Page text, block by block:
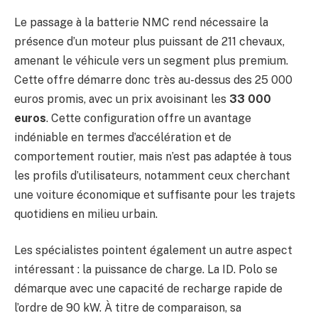
Le passage à la batterie NMC rend nécessaire la
présence d’un moteur plus puissant de 211 chevaux,
amenant le véhicule vers un segment plus premium.
Cette offre démarre donc très au-dessus des 25 000
euros promis, avec un prix avoisinant les 33 000
euros. Cette configuration offre un avantage
indéniable en termes d’accélération et de
comportement routier, mais n’est pas adaptée à tous
les profils d’utilisateurs, notamment ceux cherchant
une voiture économique et suffisante pour les trajets
quotidiens en milieu urbain.
Les spécialistes pointent également un autre aspect
intéressant : la puissance de charge. La ID. Polo se
démarque avec une capacité de recharge rapide de
l’ordre de 90 kW. À titre de comparaison, sa